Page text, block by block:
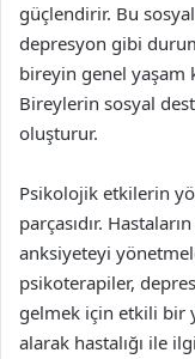
güçlendirir. Bu
depresyon gibi
bireyin genel yaşam
Bireylerin sosyal
oluşturur.
Psikolojik etkilerin
parçasıdır.
anksiyeteyi
psikoterapiler,
gelmek için etkili bir
alarak hastalığı ile